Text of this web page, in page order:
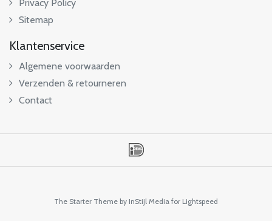
Privacy Policy
Sitemap
Klantenservice
Algemene voorwaarden
Verzenden & retourneren
Contact
The Starter Theme by InStijl Media for Lightspeed